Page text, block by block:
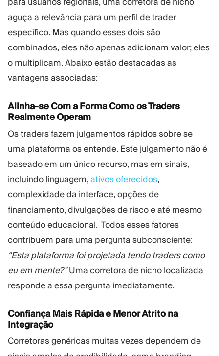
aguça a relevância para um perfil de trader
específico. Mas quando esses dois são
combinados, eles não apenas adicionam valor; eles
o multiplicam. Abaixo estão destacadas as
vantagens associadas:
Alinha-se Com a Forma Como os Traders
Realmente Operam
Os traders fazem julgamentos rápidos sobre se
uma plataforma os entende. Este julgamento não é
baseado em um único recurso, mas em sinais,
incluindo linguagem, ativos oferecidos,
complexidade da interface, opções de
financiamento, divulgações de risco e até mesmo
conteúdo educacional. Todos esses fatores
contribuem para uma pergunta subconsciente:
“Esta plataforma foi projetada tendo traders como
eu em mente?”Uma corretora de nicho localizada
responde a essa pergunta imediatamente.
Confiança Mais Rápida e Menor Atrito na
Integração
Corretoras genéricas muitas vezes dependem de